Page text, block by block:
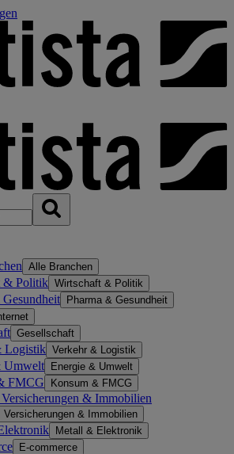
Alle Branchen
& Politik Wirtschaft & Politik
Pharma & Gesundheit
Gesellschaft
Logistik Verkehr & Logistik
Umwelt Energie & Umwelt
FMCG Konsum & FMCG
& Immobilien
Versicherungen & Immobilien
Metall & Elektronik
E-commerce